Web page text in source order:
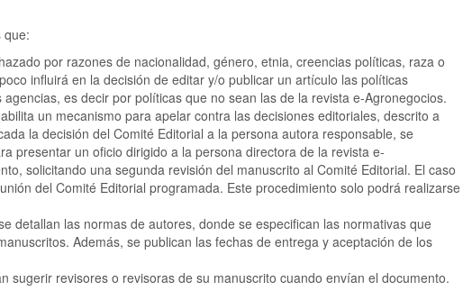
que:
por razones de nacionalidad, género, etnia, creencias políticas, raza o
influirá en la decisión de editar y/o publicar un artículo las políticas
es decir por políticas que no sean las de la revista e-Agronegocios.
un mecanismo para apelar contra las decisiones editoriales, descrito a
la decisión del Comité Editorial a la persona autora responsable, se
presentar un oficio dirigido a la persona directora de la revista e-
solicitando una segunda revisión del manuscrito al Comité Editorial. El caso
del Comité Editorial programada. Este procedimiento solo podrá realizarse
detallan las normas de autores, donde se especifican las normativas que
Además, se publican las fechas de entrega y aceptación de los
sugerir revisores o revisoras de su manuscrito cuando envían el documento.